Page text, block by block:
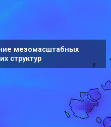
мезомасштабных
структур